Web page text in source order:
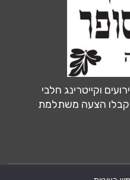
וקייטרינג חלבי
הצעה משתלמת